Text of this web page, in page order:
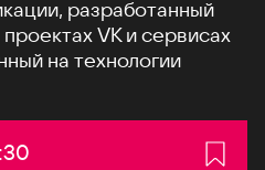
разработанный
VK и сервисах
на технологии